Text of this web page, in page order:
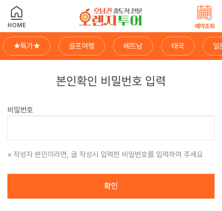
HOME 예약조회
★특가★ 골프여행 베트남 태국 일
본인확인 비밀번호 입력
비밀번호
작성자 본인이라면, 글 작성시 입력한 비밀번호를 입력하여 주세요
확인